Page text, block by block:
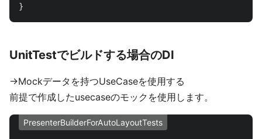
}
UnitTestでビルドする場合のDI
→Mockデータを持つUseCaseを使用する
前提で作成したusecaseのモックを使用します。
PresenterBuilderForAutoLayoutTests